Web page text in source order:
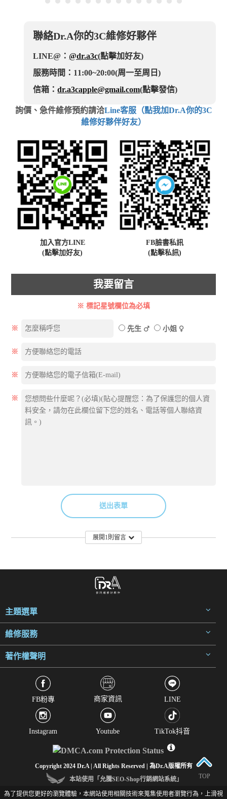
聯絡Dr.A你的3C維修好夥伴
LINE@：@dr.a3c(點擊加好友)
服務時間：11:00~20:00(周一至周日)
信箱：dr.a3capple@gmail.com(點擊發信)
詢價、急件維修預約請洽Line客服（點我加Dr.A你的3C
維修好夥伴好友）
加入官方LINE
(點擊加好友)
FB臉書私訊
(點擊私訊)
我要留言
※ 標記星號欄位為必填
※ 先生 小姐
※
※
※
送出表單
展開1則留言
主題選單
維修服務
著作權聲明
FB粉專 商家資訊 LINE
Instagram Youtube TikTok抖音
Copyright 2024 Dr.A | All Rights Reserved | 為Dr.A版權所有
本站使用「允騰SEO-Shop行銷網站系統」
為了提供您更好的瀏覽體驗，本網站使用相關技術來蒐集使用者瀏覽行為，上滑視
TOP